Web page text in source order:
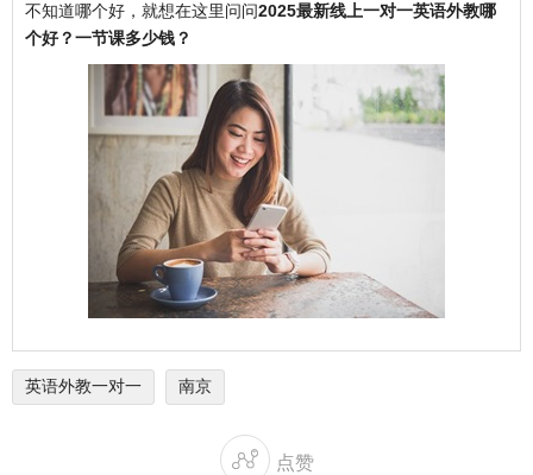
不知道哪个好，就想在这里问问2025最新线上一对一英语外教哪
个好？一节课多少钱？
英语外教一对一 南京
 点赞